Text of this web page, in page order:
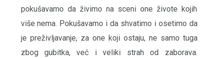
pokušavamo da živimo na sceni one živote kojih
više nema. Pokušavamo i da shvatimo i osetimo da
je preživljavanje, za one koji ostaju, ne samo tuga
zbog gubitka, već i veliki strah od zaborava.